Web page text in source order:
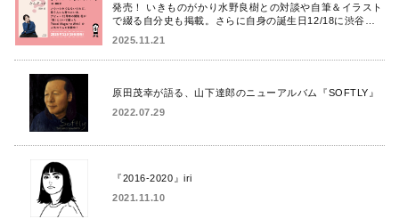
発売！ いきものがかり水野良樹との対談や自筆＆イラスト
で綴る自分史も掲載。さらに自身の誕生日12/18に渋谷で
2025.11.21
原田茂幸が語る、山下達郎のニューアルバム『SOFTLY』
2022.07.29
『2016-2020』iri
2021.11.10